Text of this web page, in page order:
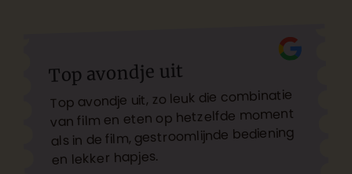
Top avondje uit
Top avondje uit, zo leuk die combinatie
van film en eten op hetzelfde moment
als in de film, gestroomlijnde bediening
en lekker hapjes.